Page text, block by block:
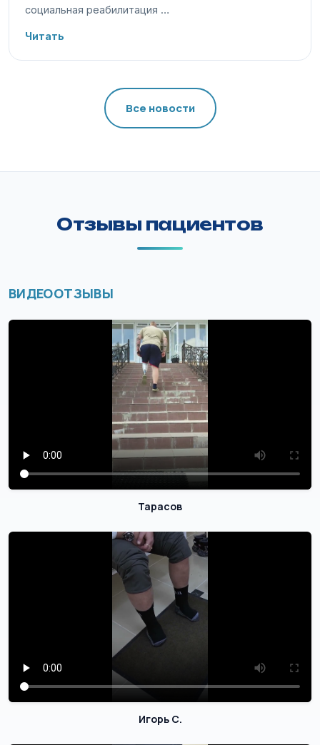
социальная реабилитация …
Читать
Все новости
Отзывы пациентов
ВИДЕООТЗЫВЫ
Тарасов
Игорь С.